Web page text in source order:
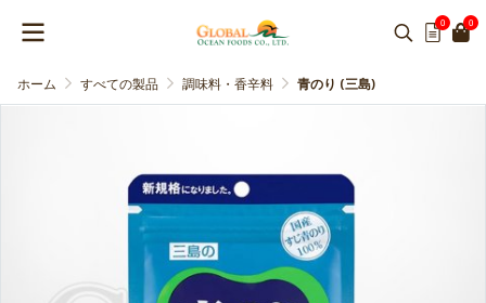
0 0
ホーム すべての製品 調味料・香辛料 青のり (三島)